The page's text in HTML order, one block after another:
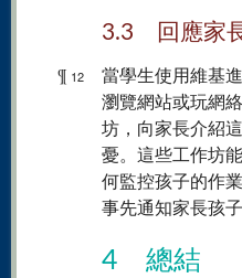
3.3 回應家
¶ 12
當學生使用維基
瀏覽網站或玩網
坊，向家長介紹
憂。這些工作坊
何監控孩子的作
事先通知家長孩
4 總結